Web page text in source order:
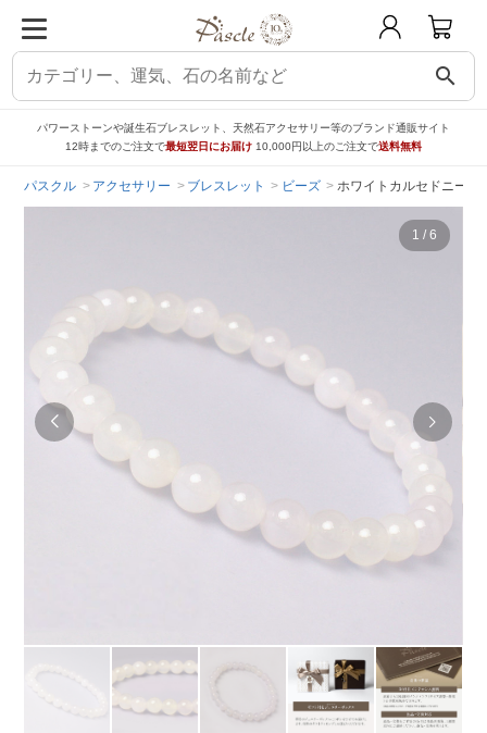
search
パワーストーンや誕生石ブレスレット、天然石アクセサリー等のブランド通販サイト
12時までのご注文で最短翌日にお届け 10,000円以上のご注文で送料無料
パスクル アクセサリー ブレスレット ビーズ ホワイトカルセドニー
1 / 6